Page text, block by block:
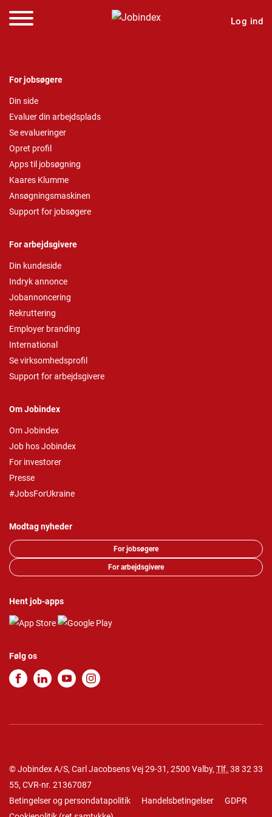
Log ind
For jobsøgere
Din side
Evaluer din arbejdsplads
Se evalueringer
Opret profil
Apps til jobsøgning
Kaares Klumme
Ansøgningsmaskinen
Support for jobsøgere
For arbejdsgivere
Din kundeside
Indryk annonce
Jobannoncering
Rekruttering
Employer branding
International
Se virksomhedsprofil
Support for arbejdsgivere
Om Jobindex
Om Jobindex
Job hos Jobindex
For investorer
Presse
#JobsForUkraine
Modtag nyheder
For jobsøgere
For arbejdsgivere
Hent job-apps
Følg os
© Jobindex A/S, Carl Jacobsens Vej 29-31, 2500 Valby, Tlf. 38 32 33
55, CVR-nr. 21367087
Betingelser og persondatapolitik
Handelsbetingelser
GDPR